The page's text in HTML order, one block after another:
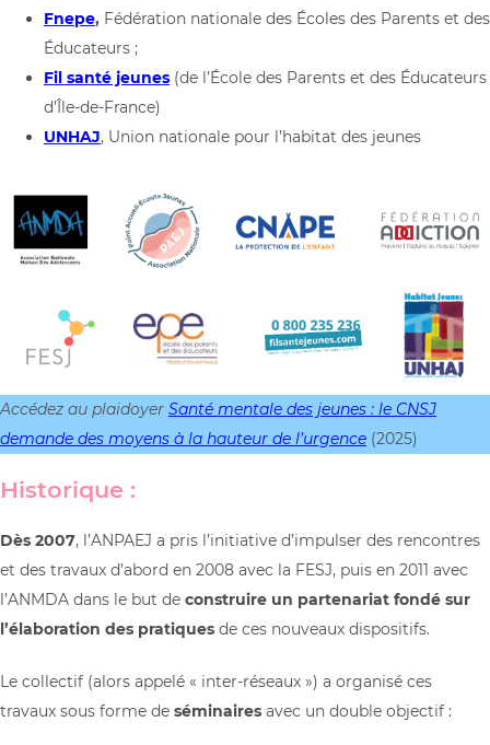
Fnepe, Fédération nationale des Écoles des Parents et des
Éducateurs ;
Fil santé jeunes (de l’École des Parents et des Éducateurs
d’Île-de-France)
UNHAJ, Union nationale pour l’habitat des jeunes
Accédez au plaidoyer Santé mentale des jeunes : le CNSJ
demande des moyens à la hauteur de l’urgence (2025)
Historique :
Dès 2007, l’ANPAEJ a pris l’initiative d’impulser des rencontres
et des travaux d’abord en 2008 avec la FESJ, puis en 2011 avec
l’ANMDA dans le but de construire un partenariat fondé sur
l’élaboration des pratiques de ces nouveaux dispositifs.
Le collectif (alors appelé « inter-réseaux ») a organisé ces
travaux sous forme de séminaires avec un double objectif :